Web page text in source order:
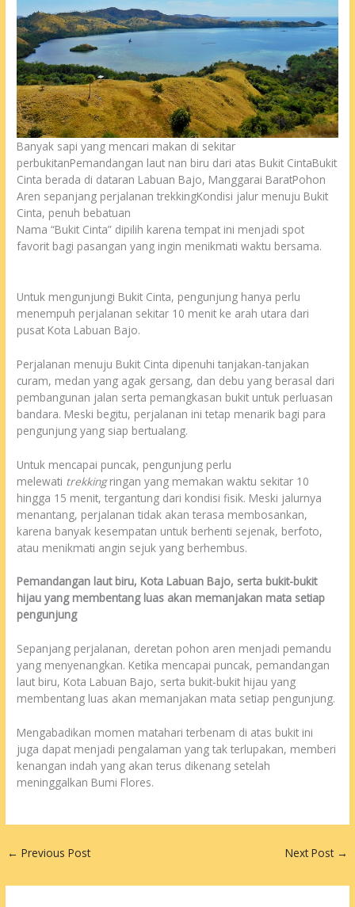
Banyak sapi yang mencari makan di sekitar
perbukitanPemandangan laut nan biru dari atas Bukit CintaBukit
Cinta berada di dataran Labuan Bajo, Manggarai BaratPohon
Aren sepanjang perjalanan trekkingKondisi jalur menuju Bukit
Cinta, penuh bebatuan
Nama “Bukit Cinta” dipilih karena tempat ini menjadi spot
favorit bagi pasangan yang ingin menikmati waktu bersama.
Untuk mengunjungi Bukit Cinta, pengunjung hanya perlu
menempuh perjalanan sekitar 10 menit ke arah utara dari
pusat Kota Labuan Bajo.
Perjalanan menuju Bukit Cinta dipenuhi tanjakan-tanjakan
curam, medan yang agak gersang, dan debu yang berasal dari
pembangunan jalan serta pemangkasan bukit untuk perluasan
bandara. Meski begitu, perjalanan ini tetap menarik bagi para
pengunjung yang siap bertualang.
Untuk mencapai puncak, pengunjung perlu
melewati trekkingringan yang memakan waktu sekitar 10
hingga 15 menit, tergantung dari kondisi fisik. Meski jalurnya
menantang, perjalanan tidak akan terasa membosankan,
karena banyak kesempatan untuk berhenti sejenak, berfoto,
atau menikmati angin sejuk yang berhembus.
Pemandangan laut biru, Kota Labuan Bajo, serta bukit-bukit
hijau yang membentang luas akan memanjakan mata setiap
pengunjung
Sepanjang perjalanan, deretan pohon aren menjadi pemandu
yang menyenangkan. Ketika mencapai puncak, pemandangan
laut biru, Kota Labuan Bajo, serta bukit-bukit hijau yang
membentang luas akan memanjakan mata setiap pengunjung.
Mengabadikan momen matahari terbenam di atas bukit ini
juga dapat menjadi pengalaman yang tak terlupakan, memberi
kenangan indah yang akan terus dikenang setelah
meninggalkan Bumi Flores.
← Previous Post Next Post →